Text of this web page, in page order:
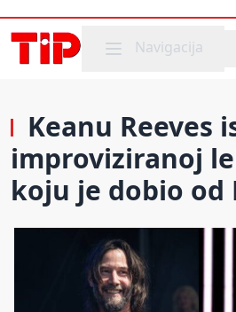
Mobile menu
Navigacija
Keanu Reeves
improviziranoj
koju je dobio od